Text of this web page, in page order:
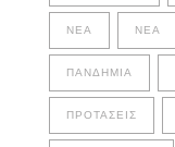
ΝΈΑ ΝΕΑ
ΠΑΝΔΗΜΊΑ
ΠΡΟΤΆΣΕΙΣ